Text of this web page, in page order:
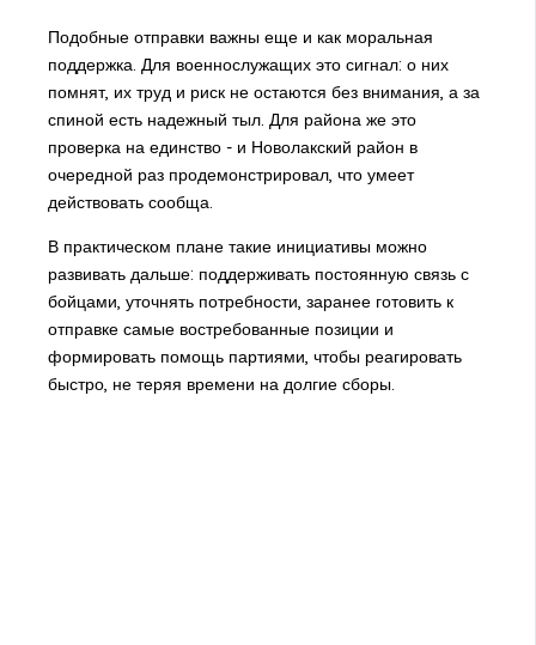
Подобные отправки важны еще и как моральная
поддержка. Для военнослужащих это сигнал: о них
помнят, их труд и риск не остаются без внимания, а за
спиной есть надежный тыл. Для района же это
проверка на единство - и Новолакский район в
очередной раз продемонстрировал, что умеет
действовать сообща.
В практическом плане такие инициативы можно
развивать дальше: поддерживать постоянную связь с
бойцами, уточнять потребности, заранее готовить к
отправке самые востребованные позиции и
формировать помощь партиями, чтобы реагировать
быстро, не теряя времени на долгие сборы.